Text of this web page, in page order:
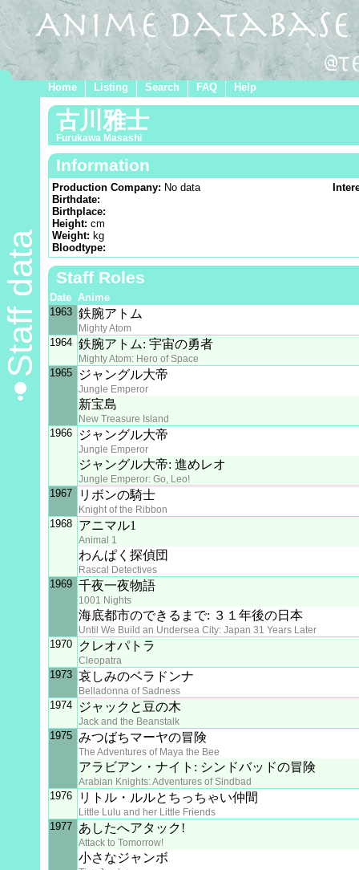
Home Listing Search FAQ Help
Staff data
古川雅士
Furukawa Masashi
Information
Production Company: No data
Birthdate:
Birthplace:
Height: cm
Weight: kg
Bloodtype:
Staff Roles
Date Anime
1963 鉄腕アトム
Mighty Atom
1964 鉄腕アトム: 宇宙の勇者
Mighty Atom: Hero of Space
1965 ジャングル大帝
Jungle Emperor
新宝島
New Treasure Island
1966 ジャングル大帝
Jungle Emperor
ジャングル大帝: 進めレオ
Jungle Emperor: Go, Leo!
1967 リボンの騎士
Knight of the Ribbon
1968 アニマル1
Animal 1
わんぱく探偵団
Rascal Detectives
1969 千夜一夜物語
1001 Nights
海底都市のできるまで: ３１年後の日本
Until We Build an Undersea City: Japan 31 Years Later
1970 クレオパトラ
Cleopatra
1973 哀しみのベラドンナ
Belladonna of Sadness
1974 ジャックと豆の木
Jack and the Beanstalk
1975 みつばちマーヤの冒険
The Adventures of Maya the Bee
アラビアン・ナイト: シンドバッドの冒険
Arabian Knights: Adventures of Sindbad
1976 リトル・ルルとちっちゃい仲間
Little Lulu and her Little Friends
1977 あしたへアタック!
Attack to Tomorrow!
小さなジャンボ